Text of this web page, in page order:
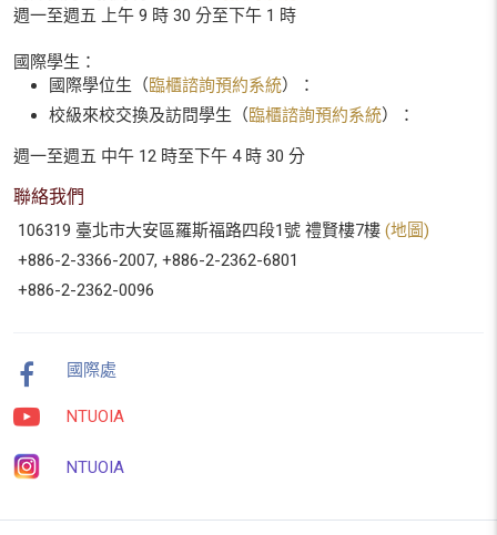
週一至週五 上午 9 時 30 分至下午 1 時
國際學生：
國際學位生（臨櫃諮詢預約系統）：
校級來校交換及訪問學生（臨櫃諮詢預約系統）：
週一至週五 中午 12 時至下午 4 時 30 分
聯絡我們
106319 臺北市大安區羅斯福路四段1號 禮賢樓7樓 (地圖)
+886-2-3366-2007, +886-2-2362-6801
+886-2-2362-0096
國際處
NTUOIA
NTUOIA